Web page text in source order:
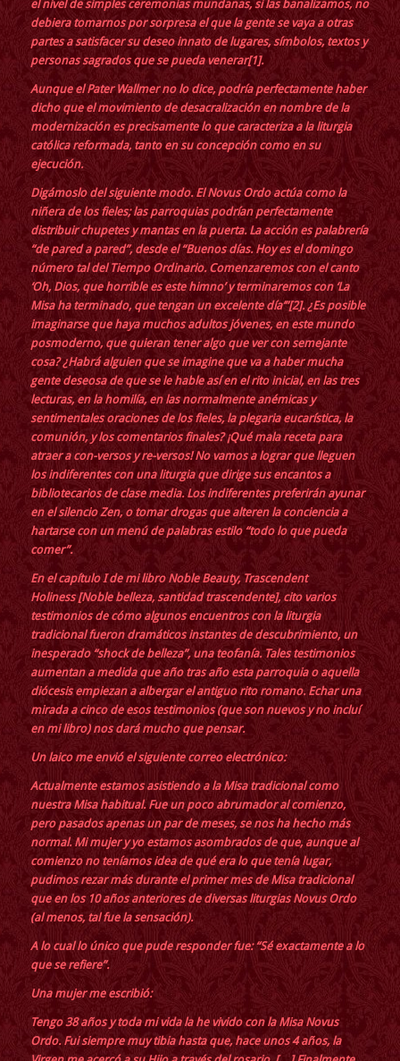
el nivel de simples ceremonias mundanas, si las banalizamos, no
debiera tomarnos por sorpresa el que la gente se vaya a otras
partes a satisfacer su deseo innato de lugares, símbolos, textos y
personas sagrados que se pueda venerar[1].
Aunque el Pater Wallmer no lo dice, podría perfectamente haber
dicho que el movimiento de desacralización en nombre de la
modernización es precisamente lo que caracteriza a la liturgia
católica reformada, tanto en su concepción como en su
ejecución.
Digámoslo del siguiente modo. El Novus Ordo actúa como la
niñera de los fieles; las parroquias podrían perfectamente
distribuir chupetes y mantas en la puerta. La acción es palabrería
“de pared a pared”, desde el “Buenos días. Hoy es el domingo
número tal del Tiempo Ordinario. Comenzaremos con el canto
‘Oh, Dios, que horrible es este himno’ y terminaremos con ‘La
Misa ha terminado, que tengan un excelente día’”[2]. ¿Es posible
imaginarse que haya muchos adultos jóvenes, en este mundo
posmoderno, que quieran tener algo que ver con semejante
cosa? ¿Habrá alguien que se imagine que va a haber mucha
gente deseosa de que se le hable así en el rito inicial, en las tres
lecturas, en la homilía, en las normalmente anémicas y
sentimentales oraciones de los fieles, la plegaria eucarística, la
comunión, y los comentarios finales? ¡Qué mala receta para
atraer a con-versos y re-versos! No vamos a lograr que lleguen
los indiferentes con una liturgia que dirige sus encantos a
bibliotecarios de clase media. Los indiferentes preferirán ayunar
en el silencio Zen, o tomar drogas que alteren la conciencia a
hartarse con un menú de palabras estilo “todo lo que pueda
comer”.
En el capítulo I de mi libro Noble Beauty, Trascendent
Holiness[Noble belleza, santidad trascendente], cito varios
testimonios de cómo algunos encuentros con la liturgia
tradicional fueron dramáticos instantes de descubrimiento, un
inesperado “shock de belleza”, una teofanía. Tales testimonios
aumentan a medida que año tras año esta parroquia o aquella
diócesis empiezan a albergar el antiguo rito romano. Echar una
mirada a cinco de esos testimonios (que son nuevos y no incluí
en mi libro) nos dará mucho que pensar.
Un laico me envió el siguiente correo electrónico:
Actualmente estamos asistiendo a la Misa tradicional como
nuestra Misa habitual. Fue un poco abrumador al comienzo,
pero pasados apenas un par de meses, se nos ha hecho más
normal. Mi mujer y yo estamos asombrados de que, aunque al
comienzo no teníamos idea de qué era lo que tenía lugar,
pudimos rezar más durante el primer mes de Misa tradicional
que en los 10 años anteriores de diversas liturgias Novus Ordo
(al menos, tal fue la sensación).
A lo cual lo único que pude responder fue: “Sé exactamente a lo
que se refiere”.
Una mujer me escribió:
Tengo 38 años y toda mi vida la he vivido con la Misa Novus
Ordo. Fui siempre muy tibia hasta que, hace unos 4 años, la